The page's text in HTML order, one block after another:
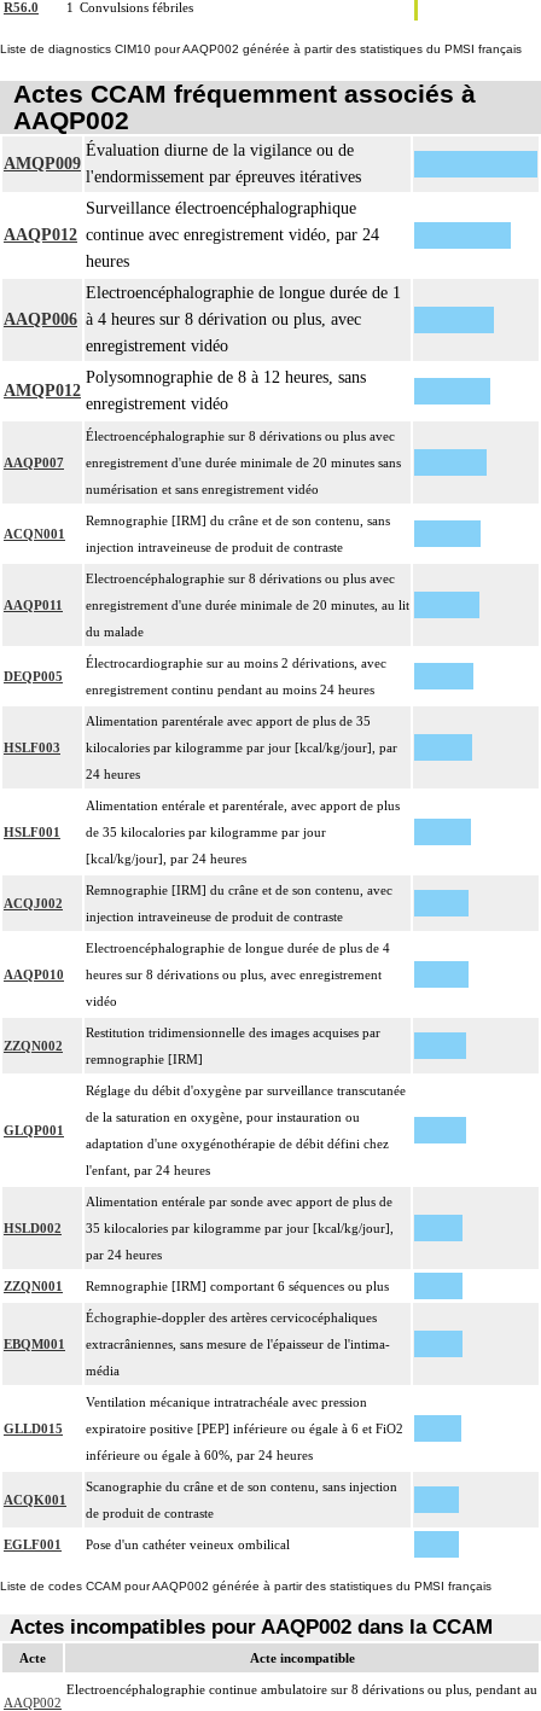
R56.0 1 Convulsions fébriles
Liste de diagnostics CIM10 pour AAQP002 générée à partir des statistiques du PMSI français
Actes CCAM fréquemment associés à
AAQP002
AMQP009
Évaluation diurne de la vigilance ou de
l'endormissement par épreuves itératives
AAQP012
Surveillance électroencéphalographique
continue avec enregistrement vidéo, par 24
heures
AAQP006
Electroencéphalographie de longue durée de 1
à 4 heures sur 8 dérivation ou plus, avec
enregistrement vidéo
AMQP012
Polysomnographie de 8 à 12 heures, sans
enregistrement vidéo
AAQP007
Électroencéphalographie sur 8 dérivations ou plus avec
enregistrement d'une durée minimale de 20 minutes sans
numérisation et sans enregistrement vidéo
ACQN001
Remnographie [IRM] du crâne et de son contenu, sans
injection intraveineuse de produit de contraste
AAQP011
Electroencéphalographie sur 8 dérivations ou plus avec
enregistrement d'une durée minimale de 20 minutes, au lit
du malade
DEQP005
Électrocardiographie sur au moins 2 dérivations, avec
enregistrement continu pendant au moins 24 heures
HSLF003
Alimentation parentérale avec apport de plus de 35
kilocalories par kilogramme par jour [kcal/kg/jour], par
24 heures
HSLF001
Alimentation entérale et parentérale, avec apport de plus
de 35 kilocalories par kilogramme par jour
[kcal/kg/jour], par 24 heures
ACQJ002
Remnographie [IRM] du crâne et de son contenu, avec
injection intraveineuse de produit de contraste
AAQP010
Electroencéphalographie de longue durée de plus de 4
heures sur 8 dérivations ou plus, avec enregistrement
vidéo
ZZQN002
Restitution tridimensionnelle des images acquises par
remnographie [IRM]
GLQP001
Réglage du débit d'oxygène par surveillance transcutanée
de la saturation en oxygène, pour instauration ou
adaptation d'une oxygénothérapie de débit défini chez
l'enfant, par 24 heures
HSLD002
Alimentation entérale par sonde avec apport de plus de
35 kilocalories par kilogramme par jour [kcal/kg/jour],
par 24 heures
ZZQN001 Remnographie [IRM] comportant 6 séquences ou plus
EBQM001
Échographie-doppler des artères cervicocéphaliques
extracrâniennes, sans mesure de l'épaisseur de l'intima-
média
GLLD015
Ventilation mécanique intratrachéale avec pression
expiratoire positive [PEP] inférieure ou égale à 6 et FiO2
inférieure ou égale à 60%, par 24 heures
ACQK001
Scanographie du crâne et de son contenu, sans injection
de produit de contraste
EGLF001 Pose d'un cathéter veineux ombilical
Liste de codes CCAM pour AAQP002 générée à partir des statistiques du PMSI français
Actes incompatibles pour AAQP002 dans la CCAM
Acte Acte incompatible
AAQP002
Electroencéphalographie continue ambulatoire sur 8 dérivations ou plus, pendant au